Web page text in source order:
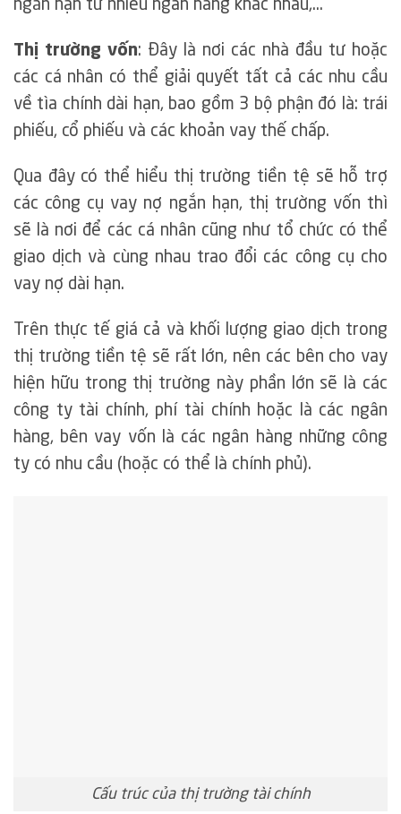
ngắn hạn từ nhiều ngân hàng khác nhau,…
Thị trường vốn: Đây là nơi các nhà đầu tư hoặc
các cá nhân có thể giải quyết tất cả các nhu cầu
về tìa chính dài hạn, bao gồm 3 bộ phận đó là: trái
phiếu, cổ phiếu và các khoản vay thế chấp.
Qua đây có thể hiểu thị trường tiền tệ sẽ hỗ trợ
các công cụ vay nợ ngắn hạn, thị trường vốn thì
sẽ là nơi để các cá nhân cũng như tổ chức có thể
giao dịch và cùng nhau trao đổi các công cụ cho
vay nợ dài hạn.
Trên thực tế giá cả và khối lượng giao dịch trong
thị trường tiền tệ sẽ rất lớn, nên các bên cho vay
hiện hữu trong thị trường này phần lớn sẽ là các
công ty tài chính, phí tài chính hoặc là các ngân
hàng, bên vay vốn là các ngân hàng những công
ty có nhu cầu (hoặc có thể là chính phủ).
Cấu trúc của thị trường tài chính